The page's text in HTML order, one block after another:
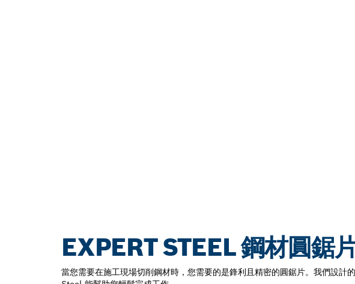
EXPERT STEEL 鋼材圓鋸
當您需要在施工現場切削鋼材時，您需要的是鋒利且精密的圓鋸片。我們設計